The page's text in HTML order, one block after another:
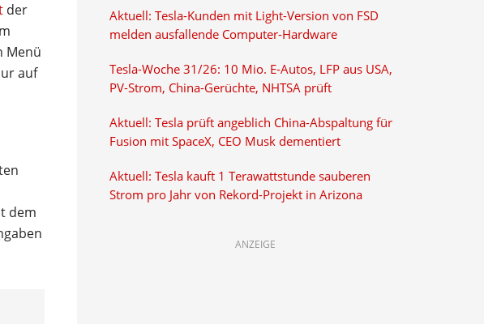
der
Menü
auf
dem
Aktuell: Tesla-Kunden mit Light-Version von FSD
melden ausfallende Computer-Hardware
Tesla-Woche 31/26: 10 Mio. E-Autos, LFP aus USA,
PV-Strom, China-Gerüchte, NHTSA prüft
Aktuell: Tesla prüft angeblich China-Abspaltung für
Fusion mit SpaceX, CEO Musk dementiert
Aktuell: Tesla kauft 1 Terawattstunde sauberen
Strom pro Jahr von Rekord-Projekt in Arizona
ANZEIGE